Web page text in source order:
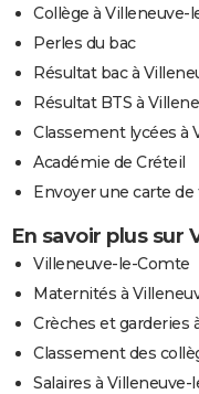
Collège à Villeneuve-
Perles du bac
Résultat bac à
Résultat BTS à
Classement lycées à
Académie de Créteil
Envoyer une carte
En savoir plus sur
Villeneuve-le-Comte
Maternités à
Crèches et garderies
Classement des
Salaires à